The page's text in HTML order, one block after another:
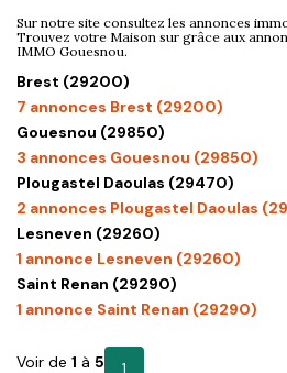
GESTION
CONTACT
Créer une alerte
Sur notre site consultez les annonces
Trouvez votre Maison sur grâce aux
IMMO Gouesnou.
Brest (29200)
7 annonces Brest (29200)
Gouesnou (29850)
3 annonces Gouesnou (29850)
Plougastel Daoulas (29470)
2 annonces Plougastel Daoulas
Lesneven (29260)
1 annonce Lesneven (29260)
Saint Renan (29290)
1 annonce Saint Renan (29290)
Voir de 1 à 5 1